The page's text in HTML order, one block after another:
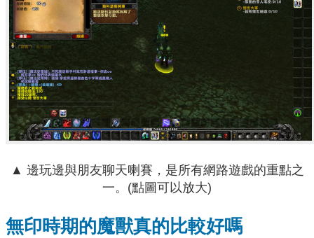
▲ 邊玩邊與朋友聊天喇賽，是所有網路遊戲的重點之
一。(點圖可以放大)
無印時期的魔獸真的比較好嗎